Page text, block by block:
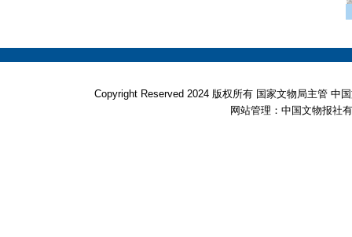
Copyright Reserved 2024 版权所有 国家文物局主管
网站管理：中国文物报社